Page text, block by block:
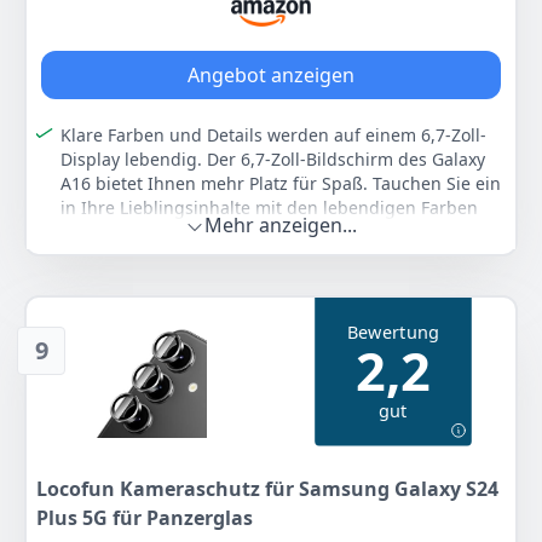
Anzeigen
Angebot anzeigen
Klare Farben und Details werden auf einem 6,7-Zoll-
Display lebendig. Der 6,7-Zoll-Bildschirm des Galaxy
A16 bietet Ihnen mehr Platz für Spaß. Tauchen Sie ein
in Ihre Lieblingsinhalte mit den lebendigen Farben
und realistischen Details des FHD+ Super AMOLED-
Displays.
schlanken und lebendigen Design des Galaxy A16.
Erhältlich in Schwarz, Hellgrün und Grau.
Erwecken Sie Details mit Multi-Kameras zum Leben.
Reibungsloses Fahren mit starker Leistung. Ob Sie
intensiv zocken oder arbeitstechnisch viel leisten, der
reibungslos am Laufen zu halten.
Gebaut, um lange zu halten mit 6 Betriebssystem-
Mehr anzeigen...
9
Bewertung
2,2
gut
Locofun Kameraschutz für Samsung Galaxy S24
Plus 5G für Panzerglas